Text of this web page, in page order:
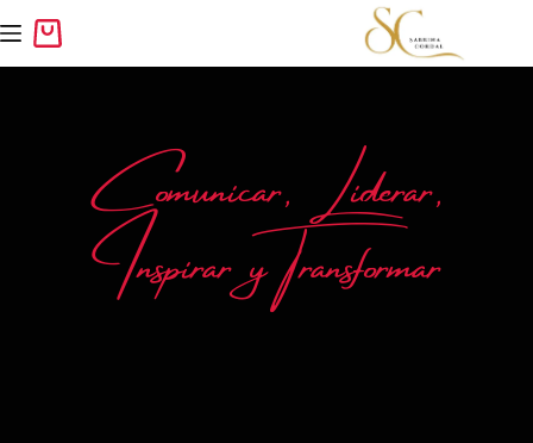
Comunicar, Liderar,
Inspirar y Transformar